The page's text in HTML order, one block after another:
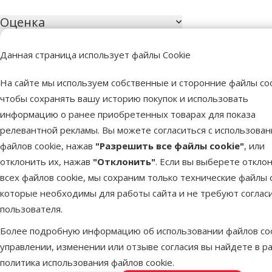
Данная страница использует файлы Cookie
На сайте мы используем собственные и сторонние файлы
чтобы сохранять вашу историю покупок и использовать
информацию о ранее приобретенных товарах для показа
релевантной рекламы. Вы можете согласиться с
файлов cookie, нажав "Разрешить все файлы cookie", или
отклонить их, нажав "Отклонить". Если вы выберете
всех файлов cookie, мы сохраним только технические файлы
которые необходимы для работы сайта и не требуют
пользователя.
Более подробную информацию об использовании файлов
управлении, изменении или отзыве согласия вы найдете в
политика использования файлов cookie.
Оценка
Оценка 100%
0
Оценка 60%
0
Оценка 40%
0
Более 40 магазинов в Латвии
Наши специалисты всегда готовы помочь. Все